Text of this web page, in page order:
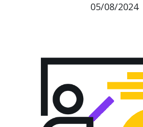
05/08/2024